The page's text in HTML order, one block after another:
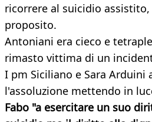
ricorrere al suicidio
proposito.
Antoniani era cieco e
rimasto vittima di un
I pm Siciliano e Sara Arduini
l'assoluzione mettendo in
Fabo "a esercitare un suo